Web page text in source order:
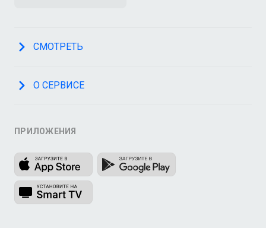
СМОТРЕТЬ
О СЕРВИСЕ
ПРИЛОЖЕНИЯ